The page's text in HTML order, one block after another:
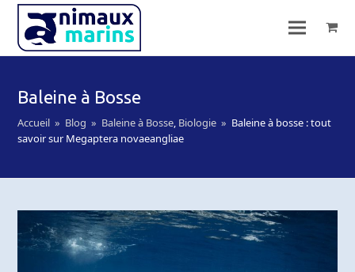
Baleine à Bosse
Accueil » Blog » Baleine à Bosse, Biologie » Baleine à bosse : tout
savoir sur Megaptera novaeangliae